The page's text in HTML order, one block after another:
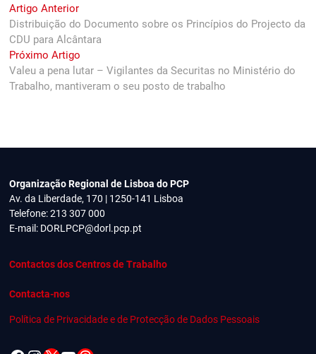
Navegação
de
artigos
Artigo AnteriorPrevious
post:
Distribuição do Documento sobre os Princípios do Projecto da
CDU para Alcântara
Próximo Artigo
post:
Valeu a pena lutar – Vigilantes da Securitas no Ministério do
Trabalho, mantiveram o seu posto de trabalho
Organização Regional de Lisboa do PCP
Av. da Liberdade, 170 | 1250-141 Lisboa
Telefone: 213 307 000
E-mail: DORLPCP@dorl.pcp.pt
Contactos dos Centros de Trabalho
Contacta-nos
Política de Privacidade e de Protecção de Dados Pessoais